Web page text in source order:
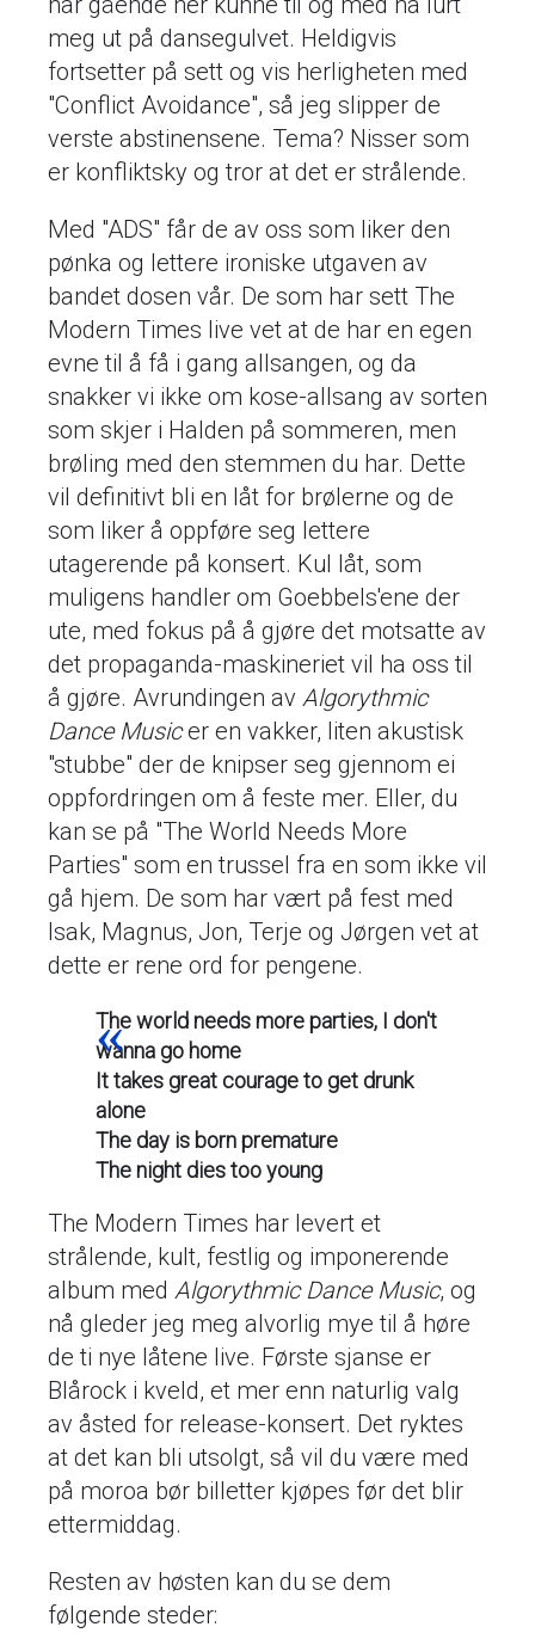
meg ut på dansegulvet. Heldigvis
fortsetter på sett og vis herligheten med
"Conflict Avoidance", så jeg slipper de
verste abstinensene. Tema? Nisser som
er konfliktsky og tror at det er strålende.
Med "ADS" får de av oss som liker den
pønka og lettere ironiske utgaven av
bandet dosen vår. De som har sett The
Modern Times live vet at de har en egen
evne til å få i gang allsangen, og da
snakker vi ikke om kose-allsang av sorten
som skjer i Halden på sommeren, men
brøling med den stemmen du har. Dette
vil definitivt bli en låt for brølerne og de
som liker å oppføre seg lettere
utagerende på konsert. Kul låt, som
muligens handler om Goebbels'ene der
ute, med fokus på å gjøre det motsatte av
det propaganda-maskineriet vil ha oss til
å gjøre. Avrundingen av Algorythmic
Dance Musicer en vakker, liten akustisk
"stubbe" der de knipser seg gjennom ei
oppfordringen om å feste mer. Eller, du
kan se på "The World Needs More
Parties" som en trussel fra en som ikke vil
gå hjem. De som har vært på fest med
Isak, Magnus, Jon, Terje og Jørgen vet at
dette er rene ord for pengene.
The world needs more parties, I don't
wanna go home
It takes great courage to get drunk
alone
The day is born premature
The night dies too young
The Modern Times har levert et
strålende, kult, festlig og imponerende
album med Algorythmic Dance Music, og
nå gleder jeg meg alvorlig mye til å høre
de ti nye låtene live. Første sjanse er
Blårock i kveld, et mer enn naturlig valg
av åsted for release-konsert. Det ryktes
at det kan bli utsolgt, så vil du være med
på moroa bør billetter kjøpes før det blir
ettermiddag.
Resten av høsten kan du se dem
følgende steder: